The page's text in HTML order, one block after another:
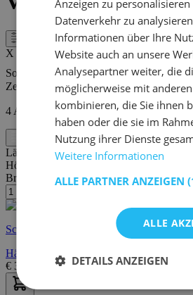
X
Sortieren nach
Zeigen
4 Artikel
Länge:
90 cm
Höhe:
Breite/Tiefe:38 cm
Schnelle Lieferung
Hängeschrank Bellini 90cm 2 Türen -
€ 355,00 €612,00
Anzeigen zu
Datenverkehr zu
Informationen über Ihre
Website auch an unsere
Analysepartner weiter, die
möglicherweise mit
kombinieren, die Sie ihnen
haben oder die sie im
Nutzung ihrer Dienste
Weitere Informationen
ALLE PARTNER ANZEIGEN
ALLE
DETAILS ANZEIGEN